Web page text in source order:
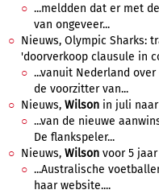
...meldden dat er met
van ongeveer...
Nieuws, Olympic Sharks:
'doorverkoop clausule in
...vanuit Nederland
de voorzitter van...
Nieuws, Wilson in juli naar
...van de nieuwe
De flankspeler...
Nieuws, Wilson voor 5 jaar
...Australische
haar website....